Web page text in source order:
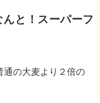
んと！スーパーフ
通の大麦より２倍の